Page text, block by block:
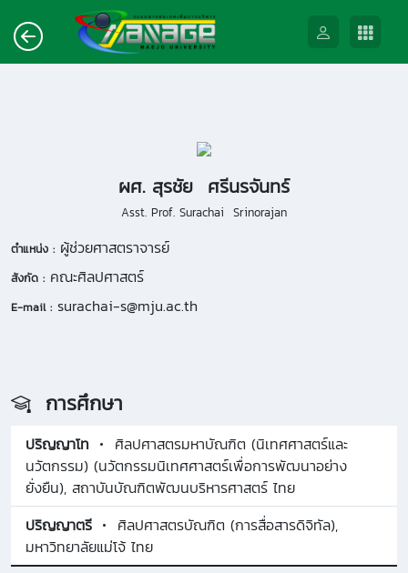
ผศ. สุรชัย ศรีนรจันทร์
Asst. Prof. Surachai Srinorajan
ตำแหน่ง : ผู้ช่วยศาสตราจารย์
สังกัด : คณะศิลปศาสตร์
E-mail : surachai-s@mju.ac.th
การศึกษา
ปริญญาโท
ศิลปศาสตรมหาบัณฑิต (นิเทศศาสตร์และ
นวัตกรรม) (นวัตกรรมนิเทศศาสตร์เพื่อการพัฒนาอย่าง
ยั่งยืน), สถาบันบัณฑิตพัฒนบริหารศาสตร์ ไทย
ปริญญาตรี
ศิลปศาสตรบัณฑิต (การสื่อสารดิจิทัล),
มหาวิทยาลัยแม่โจ้ ไทย